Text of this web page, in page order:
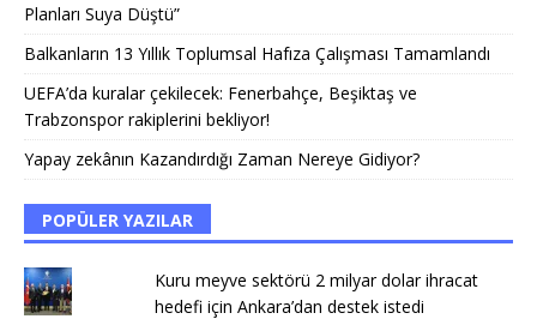
Planları Suya Düştü”
Balkanların 13 Yıllık Toplumsal Hafıza Çalışması Tamamlandı
UEFA’da kuralar çekilecek: Fenerbahçe, Beşiktaş ve
Trabzonspor rakiplerini bekliyor!
Yapay zekânın Kazandırdığı Zaman Nereye Gidiyor?
POPÜLER YAZILAR
Kuru meyve sektörü 2 milyar dolar ihracat
hedefi için Ankara’dan destek istedi